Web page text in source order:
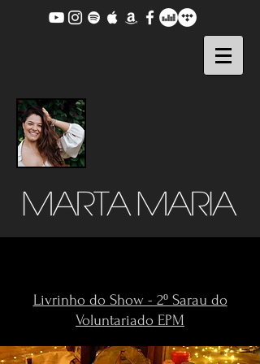
Livrinho do Show - 2º Sarau do
Voluntariado EPM